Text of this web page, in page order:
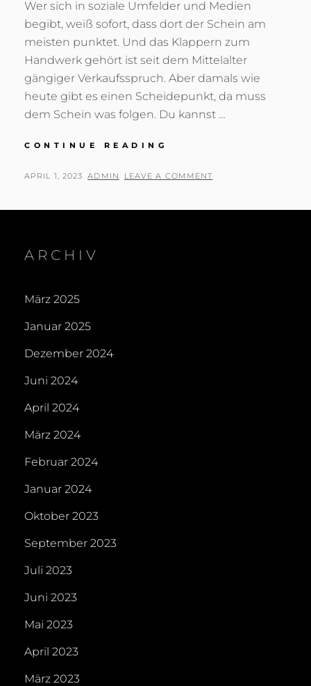
Wer sich in soziale Umfelder und Medien
begibt, weiß sofort, dass dort der Schein am
meisten punktet. Und das Klappern zum
Handwerk gehört ist seit dem Mittelalter
gängiger Verkaufsspruch. Aber damals wie
heute gibt es einen Scheidepunkt, da muss
dem Schein was folgen. Du kannst …
CONTINUE READING
PFAU…
POSTED
APRIL 1, 2023 BY
ADMIN LEAVE A COMMENT
ARCHIV
März 2025
Januar 2025
Dezember 2024
Juni 2024
April 2024
März 2024
Februar 2024
Januar 2024
Oktober 2023
September 2023
Juli 2023
Juni 2023
Mai 2023
April 2023
März 2023